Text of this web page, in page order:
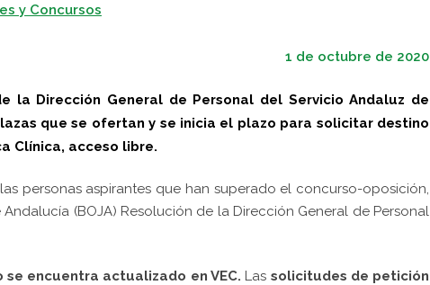
y Concursos
1 de octubre de 2020
la Dirección General de Personal del Servicio Andaluz de
que se ofertan y se inicia el plazo para solicitar destino
Clínica, acceso libre.
personas aspirantes que han superado el concurso-oposición,
(BOJA) Resolución de la Dirección General de Personal
encuentra actualizado en VEC. Las solicitudes de petición